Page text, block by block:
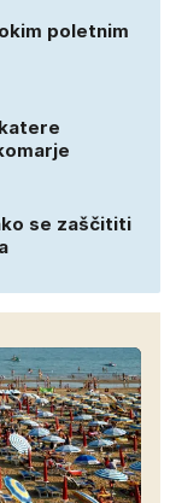
poletnim
se zaščititi